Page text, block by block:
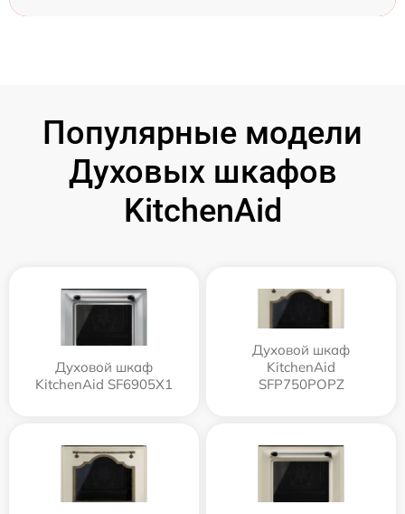
Популярные модели
Духовых шкафов
KitchenAid
Духовой шкаф
KitchenAid SF6905X1
Духовой шкаф
KitchenAid
SFP750POPZ